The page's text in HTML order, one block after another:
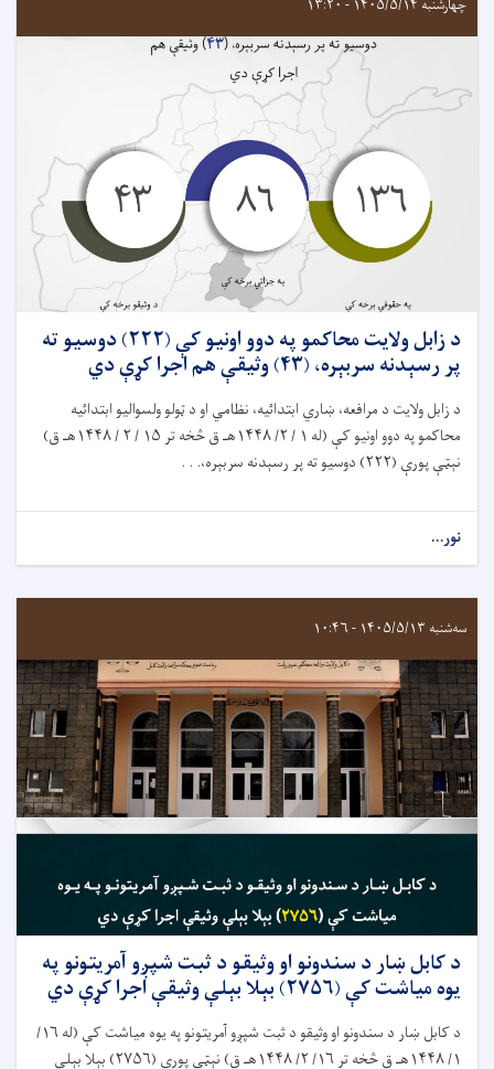
چهارشنبه ۱۴۰۵/۵/۱۴ - ۱۳:۲۰
د زابل ولايت محاکمو په دوو اونيو کې (۲۲۲) دوسیو ته
پر رسېدنه سربېره، (۴۳) وثیقې هم اجرا کړې دي
د زابل ولایت د مرافعه، ښاري ابتدائیه، نظامي او د ټولو ولسواليو ابتدائيه
محاکمو په دوو اونيو کې (له ۱ / ۲/ ۱۴۴۸هـ ق څخه تر ۱۵ / ۲ / ۱۴۴۸هـ ق)
نېټې پورې (۲۲۲) دوسيو ته پر رسېدنه سربېره،. . .
نور...
سه‌شنبه ۱۴۰۵/۵/۱۳ - ۱۰:۴۶
د کابل ښار د سندونو او وثیقو د ثبت شپږو آمریتونو په
يوه مياشت کې (۲۷۵۶) بېلا بېلې وثیقې اجرا کړې دي
د کابل ښار د سندونو او وثيقو د ثبت شپږو آمريتونو په يوه مياشت کې (له ۱۶/
۱/ ۱۴۴۸هـ ق څخه تر ۱۶/ ۲/ ۱۴۴۸هـ ق) نېټې پورې (۲۷۵۶) بېلا بېلې